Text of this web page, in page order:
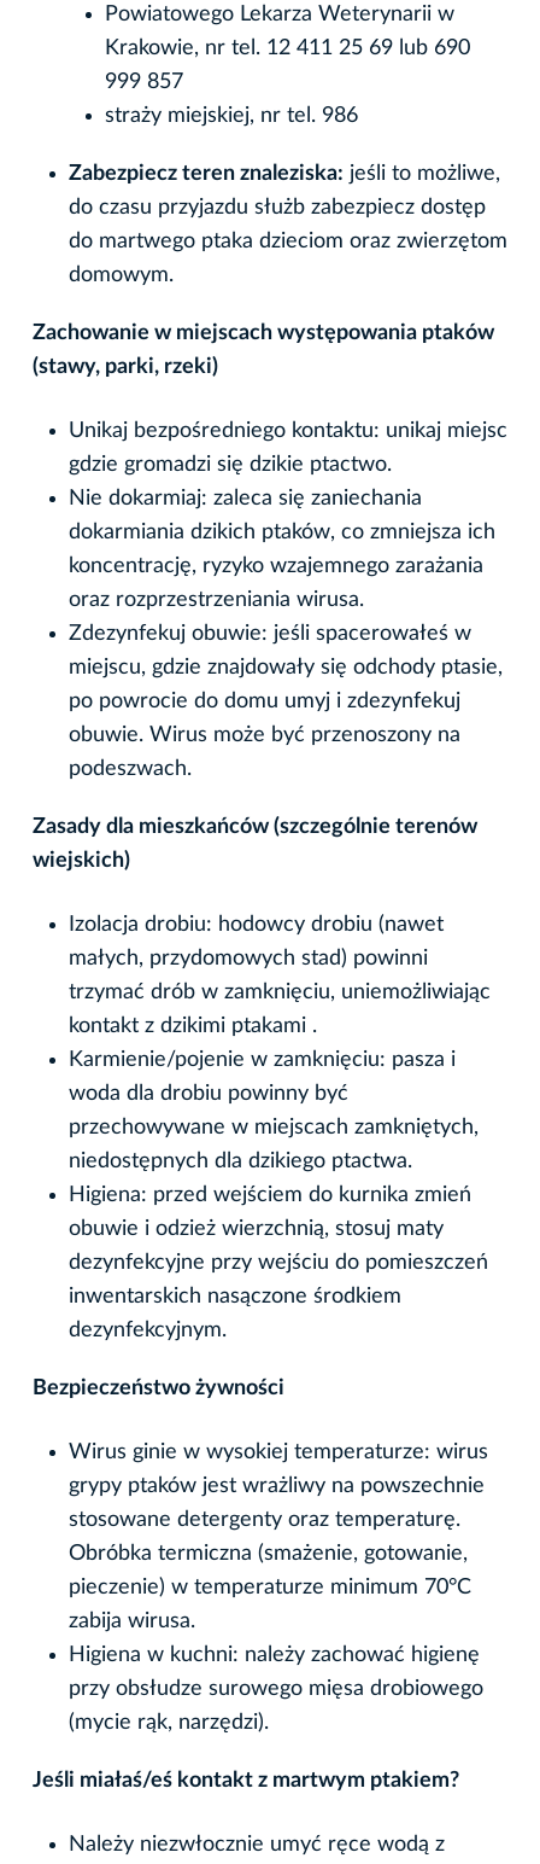
Powiatowego Lekarza Weterynarii w
Krakowie, nr tel. 12 411 25 69 lub 690
999 857
straży miejskiej, nr tel. 986
Zabezpiecz teren znaleziska: jeśli to możliwe,
do czasu przyjazdu służb zabezpiecz dostęp
do martwego ptaka dzieciom oraz zwierzętom
domowym.
Zachowanie w miejscach występowania ptaków
(stawy, parki, rzeki)
Unikaj bezpośredniego kontaktu: unikaj miejsc
gdzie gromadzi się dzikie ptactwo.
Nie dokarmiaj: zaleca się zaniechania
dokarmiania dzikich ptaków, co zmniejsza ich
koncentrację, ryzyko wzajemnego zarażania
oraz rozprzestrzeniania wirusa.
Zdezynfekuj obuwie: jeśli spacerowałeś w
miejscu, gdzie znajdowały się odchody ptasie,
po powrocie do domu umyj i zdezynfekuj
obuwie. Wirus może być przenoszony na
podeszwach.
Zasady dla mieszkańców (szczególnie terenów
wiejskich)
Izolacja drobiu: hodowcy drobiu (nawet
małych, przydomowych stad) powinni
trzymać drób w zamknięciu, uniemożliwiając
kontakt z dzikimi ptakami .
Karmienie/pojenie w zamknięciu: pasza i
woda dla drobiu powinny być
przechowywane w miejscach zamkniętych,
niedostępnych dla dzikiego ptactwa.
Higiena: przed wejściem do kurnika zmień
obuwie i odzież wierzchnią, stosuj maty
dezynfekcyjne przy wejściu do pomieszczeń
inwentarskich nasączone środkiem
dezynfekcyjnym.
Bezpieczeństwo żywności
Wirus ginie w wysokiej temperaturze: wirus
grypy ptaków jest wrażliwy na powszechnie
stosowane detergenty oraz temperaturę.
Obróbka termiczna (smażenie, gotowanie,
pieczenie) w temperaturze minimum 70°C
zabija wirusa.
Higiena w kuchni: należy zachować higienę
przy obsłudze surowego mięsa drobiowego
(mycie rąk, narzędzi).
Jeśli miałaś/eś kontakt z martwym ptakiem?
Należy niezwłocznie umyć ręce wodą z